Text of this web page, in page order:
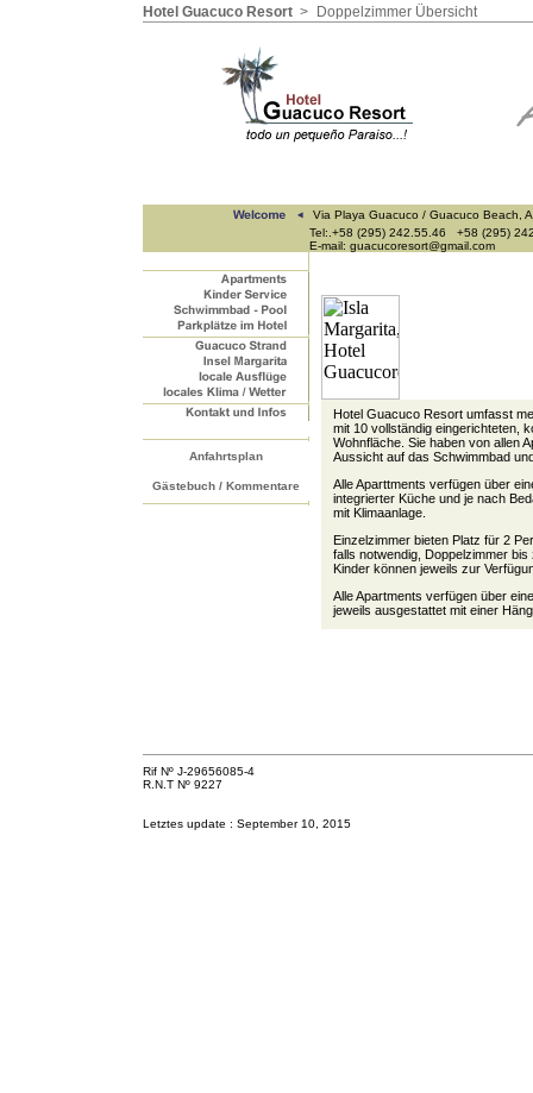
Hotel Guacuco Resort > Doppelzimmer Übersicht
Via Playa Guacuco / Guacuco Beach,
Tel:.+58 (295) 242.55.46 +58 (295)
E-mail: guacucoresort@gmail.com
Anfahrtsplan
Gästebuch / Kommentare
Hotel Guacuco Resort umfasst
mit 10 vollständig eingerichteten,
Wohnfläche. Sie haben von allen
Aussicht auf das Schwimmbad
Alle Aparttments verfügen über
integrierter Küche und je nach
mit Klimaanlage.
Einzelzimmer bieten Platz für 2
falls notwendig, Doppelzimmer
Kinder können jeweils zur
Alle Apartments verfügen über
jeweils ausgestattet mit einer
Rif Nº J-29656085-4
R.N.T Nº 9227
Letztes update : September 10, 2015